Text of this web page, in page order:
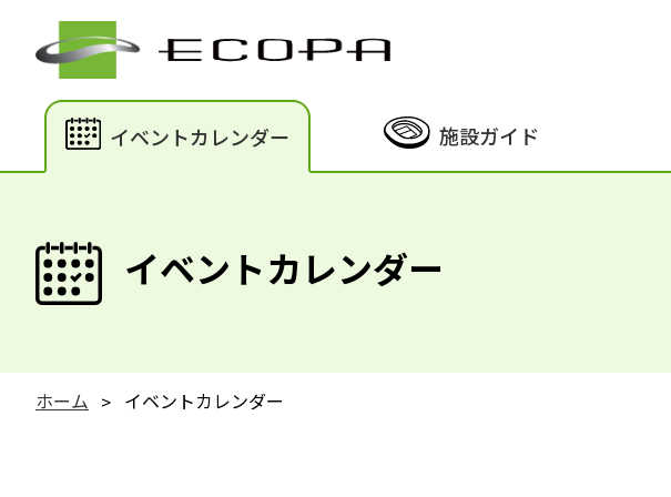
イベントカレンダー 施設ガイド
イベントカレンダー
ホーム イベントカレンダー